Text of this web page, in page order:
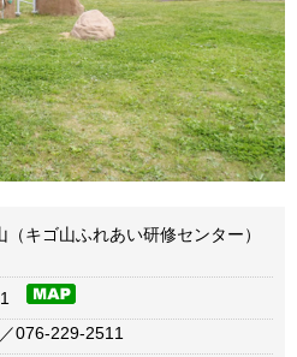
キゴ山ふれあい研修センター）
1
076-229-2511